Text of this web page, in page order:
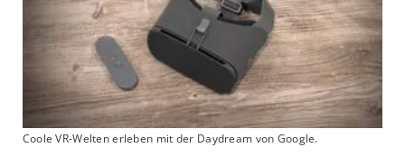
Coole VR-Welten erleben mit der Daydream von Google.